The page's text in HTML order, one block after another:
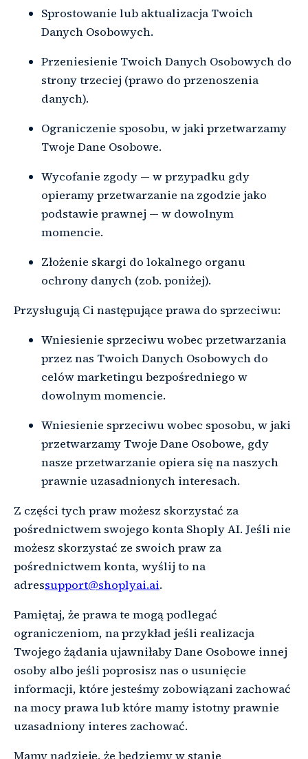
Sprostowanie lub aktualizacja Twoich
Danych Osobowych.
Przeniesienie Twoich Danych Osobowych do
strony trzeciej (prawo do przenoszenia
danych).
Ograniczenie sposobu, w jaki przetwarzamy
Twoje Dane Osobowe.
Wycofanie zgody — w przypadku gdy
opieramy przetwarzanie na zgodzie jako
podstawie prawnej — w dowolnym
momencie.
Złożenie skargi do lokalnego organu
ochrony danych (zob. poniżej).
Przysługują Ci następujące prawa do sprzeciwu:
Wniesienie sprzeciwu wobec przetwarzania
przez nas Twoich Danych Osobowych do
celów marketingu bezpośredniego w
dowolnym momencie.
Wniesienie sprzeciwu wobec sposobu, w jaki
przetwarzamy Twoje Dane Osobowe, gdy
nasze przetwarzanie opiera się na naszych
prawnie uzasadnionych interesach.
Z części tych praw możesz skorzystać za
pośrednictwem swojego konta Shoply AI. Jeśli nie
możesz skorzystać ze swoich praw za
pośrednictwem konta, wyślij to na
adressupport@shoplyai.ai.
Pamiętaj, że prawa te mogą podlegać
ograniczeniom, na przykład jeśli realizacja
Twojego żądania ujawniłaby Dane Osobowe innej
osoby albo jeśli poprosisz nas o usunięcie
informacji, które jesteśmy zobowiązani zachować
na mocy prawa lub które mamy istotny prawnie
uzasadniony interes zachować.